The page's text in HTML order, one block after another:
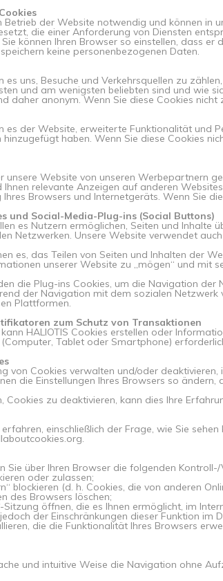
Betrieb der Website notwendig und können in
die einer Anforderung von Diensten
können Ihren Browser so einstellen, dass
keine personenbezogenen Daten.
es uns, Besuche und Verkehrsquellen zu
und am wenigsten beliebten sind und wie
daher anonym. Wenn Sie diese Cookies
es der Website, erweiterte Funktionalität und
hinzugefügt haben. Wenn Sie diese Cookies
unsere Website von unseren Werbepartnern
Ihnen relevante Anzeigen auf anderen
Browsers und Internetgeräts. Wenn Sie
und Social-Media-Plug-ins (Social Buttons)
es Nutzern ermöglichen, Seiten und
Netzwerken. Unsere Website verwendet
es, das Teilen von Seiten und Inhalten der
unserer Website zu „mögen“ und mit
die Plug-ins Cookies, um die Navigation
der Navigation mit dem sozialen
Plattformen.
zum Schutz von Transaktionen
HALIOTIS Cookies erstellen oder
Tablet oder Smartphone)
von Cookies verwalten und/oder
die Einstellungen Ihres Browsers so
Cookies zu deaktivieren, kann dies Ihre
einschließlich der Frage, wie Sie
Sie über Ihren Browser die folgenden
oder zulassen;
blockieren (d. h. Cookies, die von anderen
des Browsers löschen;
Sitzung öffnen, die es Ihnen ermöglicht, im
der Einschränkungen dieser Funktion im
die die Funktionalität Ihres Browsers
und intuitive Weise die Navigation ohne